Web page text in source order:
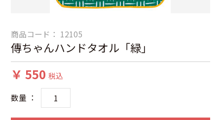
商品コード： 12105
傳ちゃんハンドタオル「緑」
￥ 550 税込
数量 ：